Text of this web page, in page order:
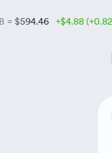
$594.46 +$4.88 (+0.82%)